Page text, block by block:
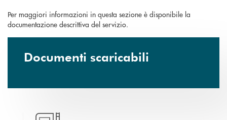
Per maggiori informazioni in questa sezione è disponibile la
documentazione descrittiva del servizio.
Documenti scaricabili